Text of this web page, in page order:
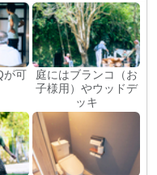
が可
庭にはブランコ（お
子様用）やウッドデ
ッキ